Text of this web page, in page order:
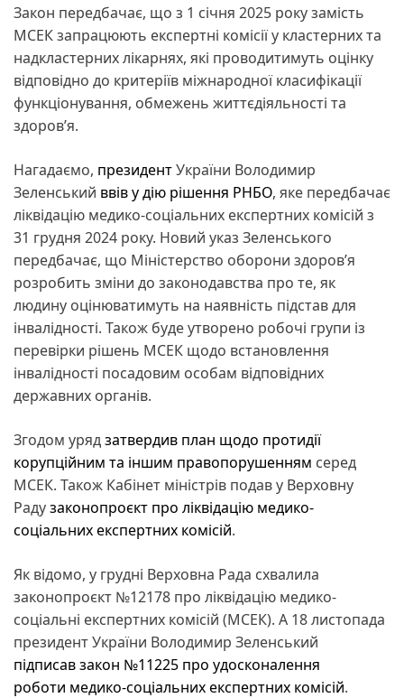
Закон передбачає, що з 1 січня 2025 року замість
МСЕК запрацюють експертні комісії у кластерних та
надкластерних лікарнях, які проводитимуть оцінку
відповідно до критеріїв міжнародної класифікації
функціонування, обмежень життєдіяльності та
здоров’я.
Нагадаємо, президентУкраїни Володимир
Зеленський ввів у дію рішення РНБО, яке передбачає
ліквідацію медико-соціальних експертних комісій з
31 грудня 2024 року. Новий указ Зеленського
передбачає, що Міністерство оборони здоров’я
розробить зміни до законодавства про те, як
людину оцінюватимуть на наявність підстав для
інвалідності. Також буде утворено робочі групи із
перевірки рішень МСЕК щодо встановлення
інвалідності посадовим особам відповідних
державних органів.
Згодом урядзатвердив план щодо протидії
корупційним та іншим правопорушенням серед
МСЕК. Також Кабінет міністрів подав у Верховну
Радузаконопроєкт про ліквідацію медико-
соціальних експертних комісій.
Як відомо, у грудні Верховна Рада схвалила
законопроєкт №12178 про ліквідацію медико-
соціальні експертних комісій (МСЕК). А 18 листопада
президент України Володимир Зеленський
підписав закон №11225 про удосконалення
роботи медико-соціальних експертних комісій.